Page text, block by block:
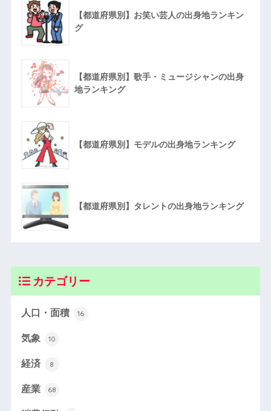
【都道府県別】お笑い芸人の出身地ランキン
グ
【都道府県別】歌手・ミュージシャンの出身
地ランキング
【都道府県別】モデルの出身地ランキング
【都道府県別】タレントの出身地ランキング
カテゴリー
人口・面積 16
気象 10
経済 8
産業 68